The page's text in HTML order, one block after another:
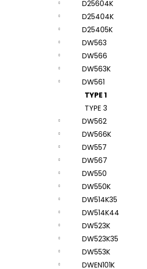
D25604K
D25404K
D25405K
DW563
DW566
DW563K
DW561
TYPE 1
TYPE 3
DW562
DW566K
DW557
DW567
DW550
DW550K
DW514K35
DW514K44
DW523K
DW523K35
DW553K
DWEN101K